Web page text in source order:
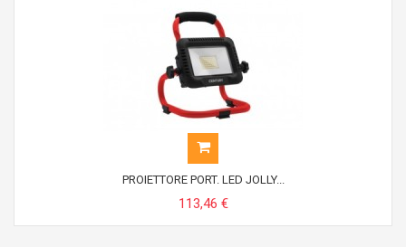
PROIETTORE PORT. LED JOLLY...
113,46 €